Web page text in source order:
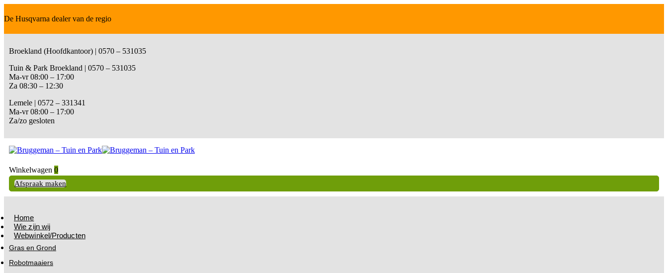
De Husqvarna dealer van de regio
Broekland (Hoofdkantoor) | 0570 – 531035
Tuin & Park Broekland | 0570 – 531035
Ma-vr 08:00 – 17:00
Za 08:30 – 12:30
Lemele | 0572 – 331341
Ma-vr 08:00 – 17:00
Za/zo gesloten
Winkelwagen 0
Afspraak maken
Home
Wie zijn wij
Webwinkel/Producten
Gras en Grond
Robotmaaiers